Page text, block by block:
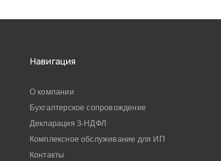
Навигация
О компании
Бухгалтерское сопровождение
Декларация 3-НДФЛ
Комплексное обслуживание для ИП
Контакты